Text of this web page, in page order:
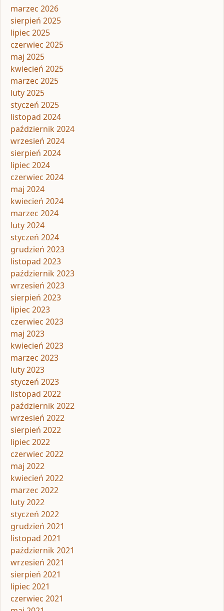
marzec 2026
sierpień 2025
lipiec 2025
czerwiec 2025
maj 2025
kwiecień 2025
marzec 2025
luty 2025
styczeń 2025
listopad 2024
październik 2024
wrzesień 2024
sierpień 2024
lipiec 2024
czerwiec 2024
maj 2024
kwiecień 2024
marzec 2024
luty 2024
styczeń 2024
grudzień 2023
listopad 2023
październik 2023
wrzesień 2023
sierpień 2023
lipiec 2023
czerwiec 2023
maj 2023
kwiecień 2023
marzec 2023
luty 2023
styczeń 2023
listopad 2022
październik 2022
wrzesień 2022
sierpień 2022
lipiec 2022
czerwiec 2022
maj 2022
kwiecień 2022
marzec 2022
luty 2022
styczeń 2022
grudzień 2021
listopad 2021
październik 2021
wrzesień 2021
sierpień 2021
lipiec 2021
czerwiec 2021